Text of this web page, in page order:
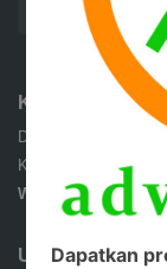
Kontak
Direktorat Jendral
Kementrian
WA:
+62 853 1111
Useful Links
Dapatkan